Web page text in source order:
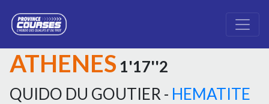
ATHENES 1'17''2
QUIDO DU GOUTIER - HEMATITE